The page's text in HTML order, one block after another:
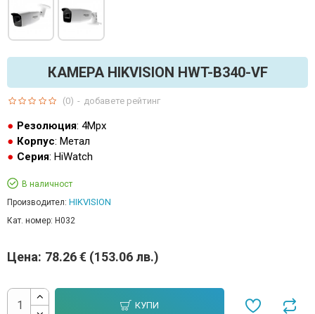
КАМЕРА HIKVISION HWT-B340-VF
Резолюция: 4Mpx
Корпус: Метал
Серия: HiWatch
В наличност
Производител: HIKVISION
Кат. номер: H032
(0) - добавете рейтинг
Цена: 78.26 € (153.06 лв.)
КУПИ